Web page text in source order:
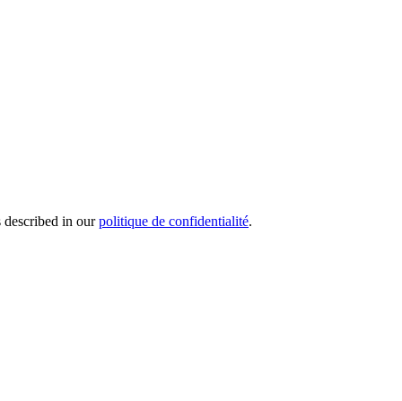
described in ourpolitique de confidentialité.